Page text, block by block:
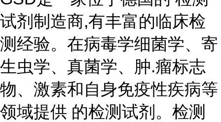
试剂制造商,有丰富的临床检
测经验。在病毒学细菌学、寄
生虫学、真菌学、肿.瘤标志
物、激素和自身免疫性疾病等
领域提供 的检测试剂。检测